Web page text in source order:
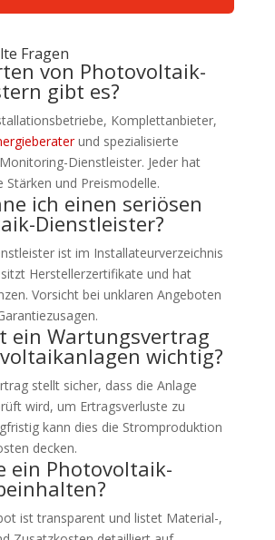
Fragen
von Photovoltaik-
gibt es?
Komplettanbieter,
und spezialisierte
Dienstleister. Jeder hat
Stärken und Preismodelle.
ich einen seriösen
Dienstleister?
ist im Installateurverzeichnis
Herstellerzertifikate und hat
Vorsicht bei unklaren Angeboten
ein Wartungsvertrag
wichtig?
stellt sicher, dass die Anlage
wird, um Ertragsverluste zu
kann dies die Stromproduktion
decken.
ein Photovoltaik-
ist transparent und listet Material-,